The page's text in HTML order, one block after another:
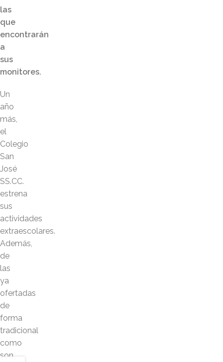
las
que
encontrarán
a
sus
monitores.
Un
año
más,
el
Colegio
San
José
SS.CC.
estrena
sus
actividades
extraescolares.
Además,
de
las
ya
ofertadas
de
forma
tradicional
como
son